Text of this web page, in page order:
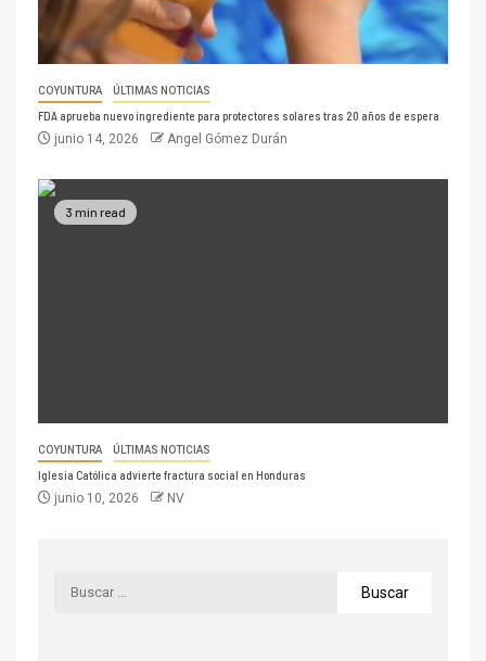
COYUNTURA ÚLTIMAS NOTICIAS
FDA aprueba nuevo ingrediente para protectores solares tras 20 años de espera
junio 14, 2026 Angel Gómez Durán
3 min read
COYUNTURA ÚLTIMAS NOTICIAS
Iglesia Católica advierte fractura social en Honduras
junio 10, 2026 NV